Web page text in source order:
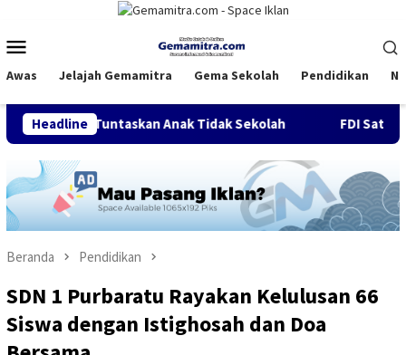
konten
Mobile
Awas Jelajah Gemamitra Gema Sekolah Pendidikan
Headline
Tuntaskan Anak Tidak Sekolah FDI Satukan
Beranda Pendidikan
SDN 1 Purbaratu Rayakan Kelulusan 66
Siswa dengan Istighosah dan Doa